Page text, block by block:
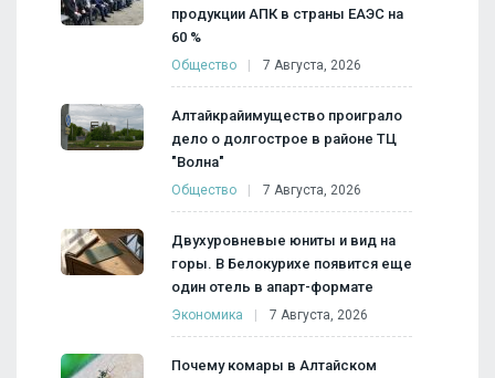
продукции АПК в страны ЕАЭС на
60 %
Общество 7 Августа, 2026
Алтайкрайимущество проиграло
дело о долгострое в районе ТЦ
"Волна"
Общество 7 Августа, 2026
Двухуровневые юниты и вид на
горы. В Белокурихе появится еще
один отель в апарт-формате
Экономика 7 Августа, 2026
Почему комары в Алтайском